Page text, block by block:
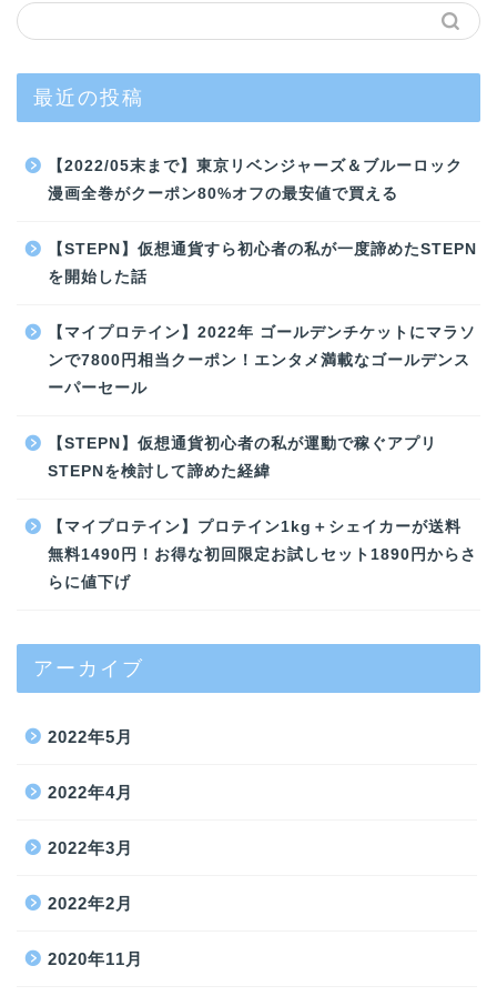
最近の投稿
【2022/05末まで】東京リベンジャーズ＆ブルーロック
漫画全巻がクーポン80%オフの最安値で買える
【STEPN】仮想通貨すら初心者の私が一度諦めたSTEPN
を開始した話
【マイプロテイン】2022年 ゴールデンチケットにマラソ
ンで7800円相当クーポン！エンタメ満載なゴールデンス
ーパーセール
【STEPN】仮想通貨初心者の私が運動で稼ぐアプリ
STEPNを検討して諦めた経緯
【マイプロテイン】プロテイン1kg＋シェイカーが送料
無料1490円！お得な初回限定お試しセット1890円からさ
らに値下げ
アーカイブ
2022年5月
2022年4月
2022年3月
2022年2月
2020年11月